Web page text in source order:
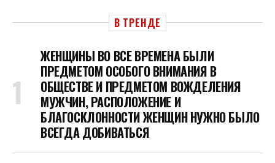
В ТРЕНДЕ
ЖЕНЩИНЫ ВО ВСЕ ВРЕМЕНА БЫЛИ
ПРЕДМЕТОМ ОСОБОГО ВНИМАНИЯ В
ОБЩЕСТВЕ И ПРЕДМЕТОМ ВОЖДЕЛЕНИЯ
МУЖЧИН, РАСПОЛОЖЕНИЕ И
БЛАГОСКЛОННОСТИ ЖЕНЩИН НУЖНО БЫЛО
ВСЕГДА ДОБИВАТЬСЯ